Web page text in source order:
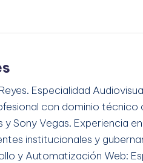
Especialidad
con dominio técnico
y Sony Vegas. Experiencia
institucionales y
y Automatización Web: